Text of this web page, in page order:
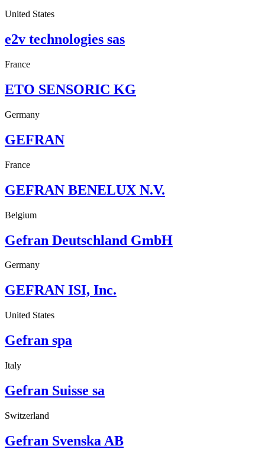
United States
e2v technologies sas
France
ETO SENSORIC KG
Germany
GEFRAN
France
GEFRAN BENELUX N.V.
Belgium
Gefran Deutschland GmbH
Germany
GEFRAN ISI, Inc.
United States
Gefran spa
Italy
Gefran Suisse sa
Switzerland
Gefran Svenska AB